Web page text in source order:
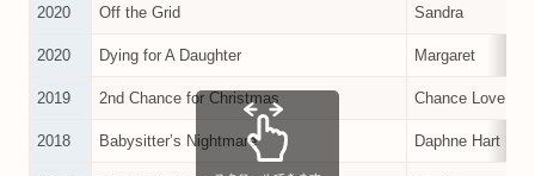
2020 Off the Grid Sandra
2020 Dying for A Daughter Margaret
2019 2nd Chance for Christmas Chance Love
2018 Babysitter’s Nightmare Daphne Hart